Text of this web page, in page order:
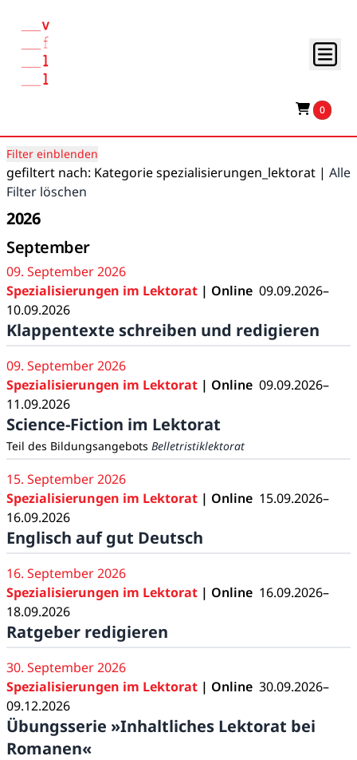
0
Filter einblenden
gefiltert nach: Kategorie spezialisierungen_lektorat | Alle
Filter löschen
2026
September
09. September 2026
Spezialisierungen im Lektorat | Online 09.09.2026–
10.09.2026
Klappentexte schreiben und redigieren
09. September 2026
Spezialisierungen im Lektorat | Online 09.09.2026–
11.09.2026
Science-Fiction im Lektorat
Teil des Bildungsangebots Belletristiklektorat
15. September 2026
Spezialisierungen im Lektorat | Online 15.09.2026–
16.09.2026
Englisch auf gut Deutsch
16. September 2026
Spezialisierungen im Lektorat | Online 16.09.2026–
18.09.2026
Ratgeber redigieren
30. September 2026
Spezialisierungen im Lektorat | Online 30.09.2026–
09.12.2026
Übungsserie »Inhaltliches Lektorat bei
Romanen«